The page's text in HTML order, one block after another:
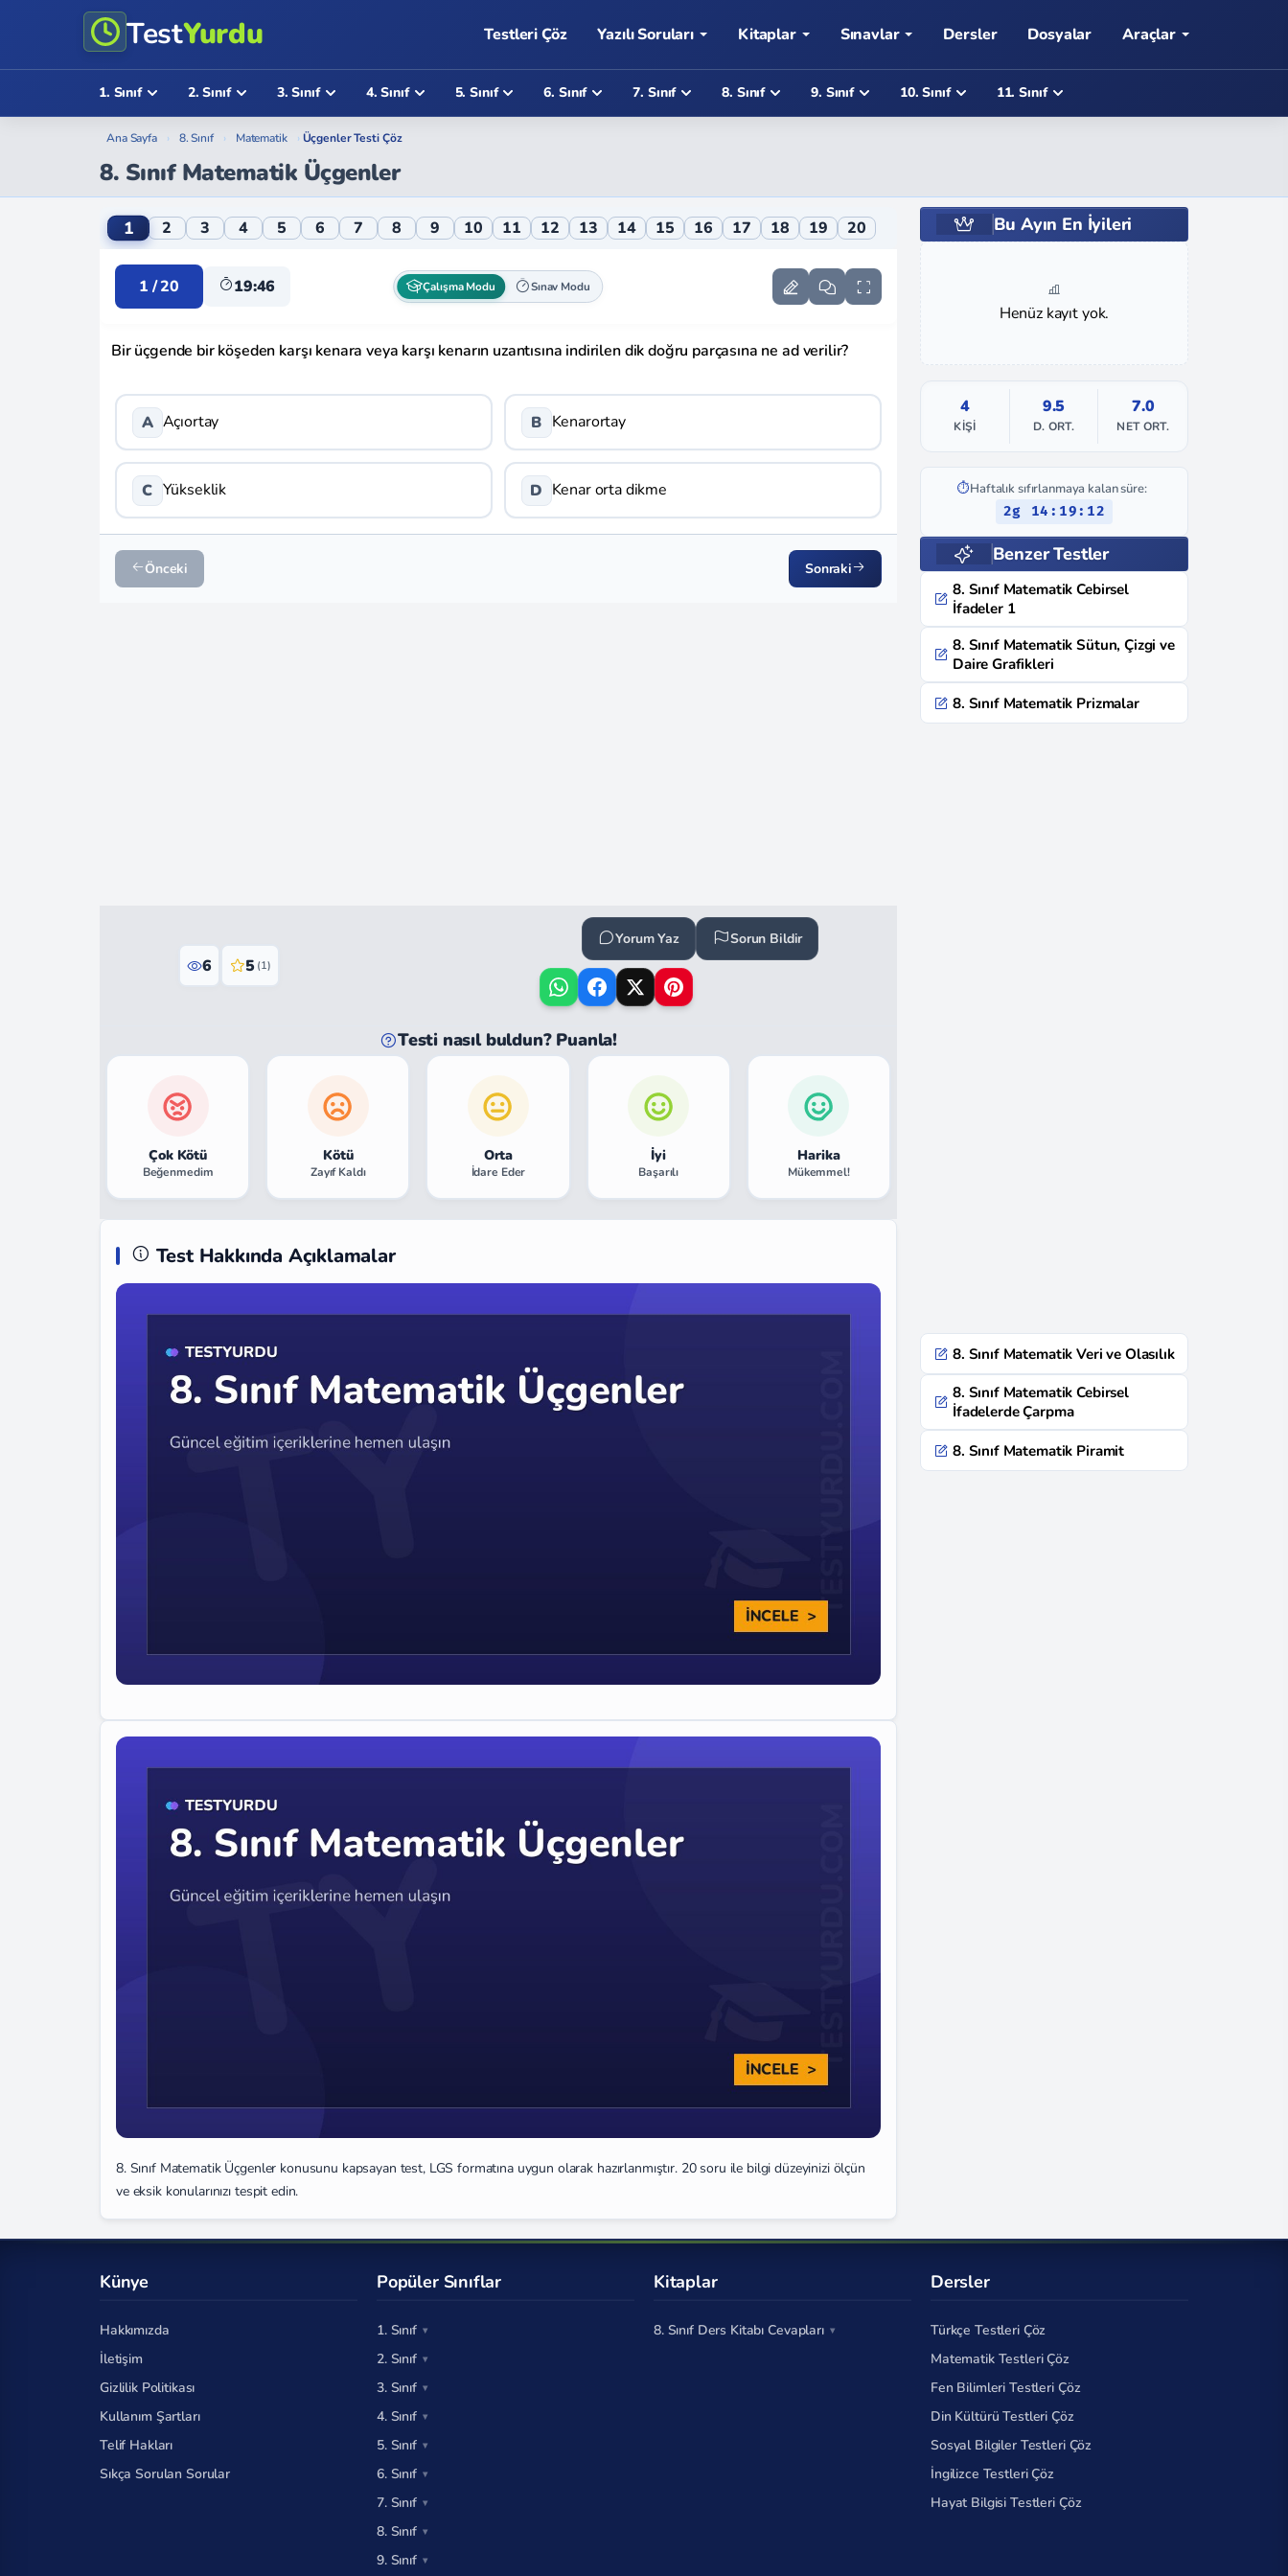
TestYurdu Testleri Çöz Yazılı Soruları Kitaplar Sınavlar Dersler Dosyalar Araçlar
1. Sınıf 2. Sınıf 3. Sınıf 4. Sınıf 5. Sınıf 6. Sınıf 7. Sınıf 8. Sınıf 9. Sınıf 10. Sınıf 11. Sınıf
Ana Sayfa › 8. Sınıf › Matematik › Üçgenler Testi Çöz
8. Sınıf Matematik Üçgenler
8. Sınıf Matematik Üçgenler Online Testi
1 2 3 4 5 6 7 8 9 10 11 12 13 14 15 16 17 18 19 20
1 / 20 19:46 Çalışma Modu Sınav Modu
Bir üçgende bir köşeden karşı kenara veya karşı kenarın uzantısına indirilen dik doğru parçasına ne ad verilir?
A Açıortay B Kenarortay
C Yükseklik D Kenar orta dikme
Önceki Sonraki
6 5 (1)
Yorum Yaz Sorun Bildir
Testi nasıl buldun? Puanla!
Çok Kötü
Beğenmedim
Kötü
Zayıf Kaldı
Orta
İdare Eder
İyi
Başarılı
Harika
Mükemmel!
Test Hakkında Açıklamalar
8. Sınıf Matematik Üçgenler konusunu kapsayan test, LGS formatına uygun olarak hazırlanmıştır. 20 soru ile bilgi düzeyinizi ölçün
ve eksik konularınızı tespit edin.
Bu Ayın En İyileri
Henüz kayıt yok.
4
KIŞI
9.5
D. ORT.
7.0
NET ORT.
⏱️Haftalık sıfırlanmaya kalan süre:
2g 14:19:11
Benzer Testler
8. Sınıf Matematik Cebirsel
İfadeler 1
8. Sınıf Matematik Sütun, Çizgi ve
Daire Grafikleri
8. Sınıf Matematik Prizmalar
8. Sınıf Matematik Veri ve Olasılık
8. Sınıf Matematik Cebirsel
İfadelerde Çarpma
8. Sınıf Matematik Piramit
Künye
Hakkımızda
İletişim
Gizlilik Politikası
Kullanım Şartları
Telif Hakları
Sıkça Sorulan Sorular
Popüler Sınıflar
1. Sınıf
2. Sınıf
3. Sınıf
4. Sınıf
5. Sınıf
6. Sınıf
7. Sınıf
8. Sınıf
9. Sınıf
Kitaplar
8. Sınıf Ders Kitabı Cevapları
Dersler
Türkçe Testleri Çöz
Matematik Testleri Çöz
Fen Bilimleri Testleri Çöz
Din Kültürü Testleri Çöz
Sosyal Bilgiler Testleri Çöz
İngilizce Testleri Çöz
Hayat Bilgisi Testleri Çöz